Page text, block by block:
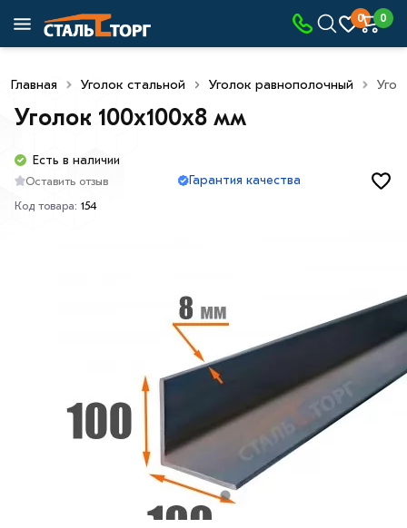
0 0
Главная Уголок стальной Уголок равнополочный
Уголок 100х100х8 мм
Есть в наличии
Оставить отзыв Гарантия качества
Код товара: 154